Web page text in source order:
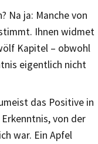
Na ja: Manche von
Ihnen widmet
Kapitel – obwohl
eigentlich nicht
das Positive in
von der
war. Ein Apfel